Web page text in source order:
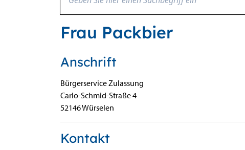
Frau Packbier
Anschrift
Bürgerservice Zulassung
Carlo-Schmid-Straße4
52146Würselen
Kontakt